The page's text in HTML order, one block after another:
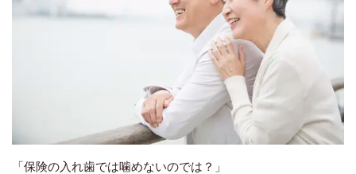
「保険の入れ歯では噛めないのでは？」